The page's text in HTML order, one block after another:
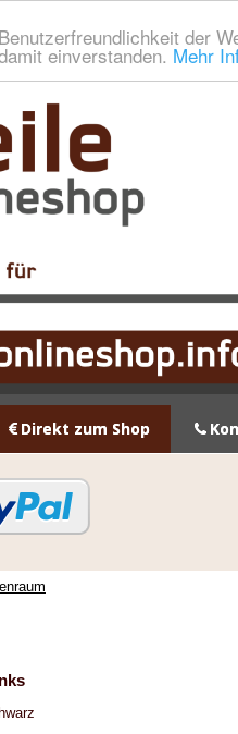
der
einverstanden. Mehr
Direkt zum Shop